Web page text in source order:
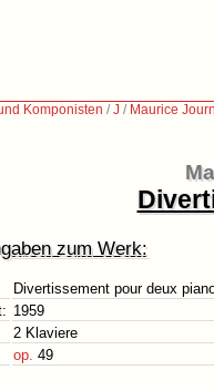
Komponisten /J / Maurice
zum Werk:
Divertissement pour deux
1959
2 Klaviere
op. 49